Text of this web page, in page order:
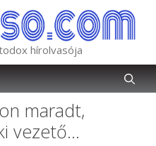
hírolvasója
maradt,
vezető…